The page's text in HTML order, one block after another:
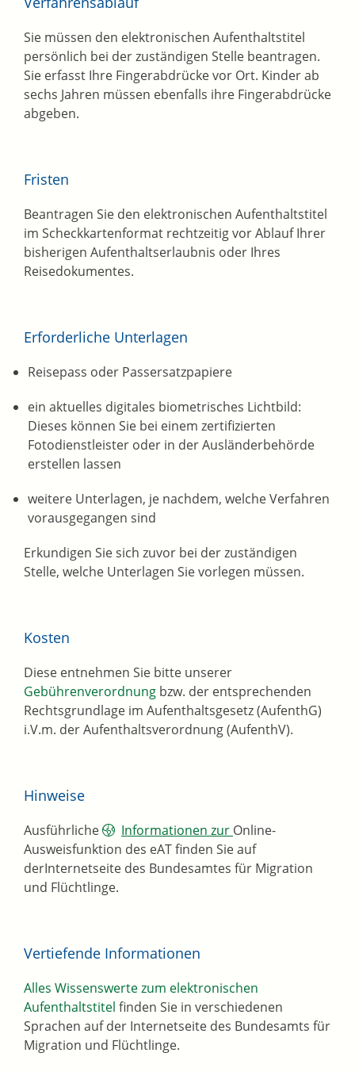
Sie müssen den elektronischen Aufenthaltstitel
persönlich bei der zuständigen Stelle beantragen.
Sie erfasst Ihre Fingerabdrücke vor Ort. Kinder ab
sechs Jahren müssen ebenfalls ihre Fingerabdrücke
abgeben.
Fristen
Beantragen Sie den elektronischen Aufenthaltstitel
im Scheckkartenformat rechtzeitig vor Ablauf Ihrer
bisherigen Aufenthaltserlaubnis oder Ihres
Reisedokumentes.
Erforderliche Unterlagen
Reisepass oder Passersatzpapiere
ein aktuelles digitales biometrisches Lichtbild:
Dieses können Sie bei einem zertifizierten
Fotodienstleister oder in der Ausländerbehörde
erstellen lassen
weitere Unterlagen, je nachdem, welche Verfahren
vorausgegangen sind
Erkundigen Sie sich zuvor bei der zuständigen
Stelle, welche Unterlagen Sie vorlegen müssen.
Kosten
Diese entnehmen Sie bitte unserer
Gebührenverordnung bzw. der entsprechenden
Rechtsgrundlage im Aufenthaltsgesetz (AufenthG)
i.V.m. der Aufenthaltsverordnung (AufenthV).
Hinweise
Ausführliche Informationen zur Online-
Ausweisfunktion des eAT finden Sie auf
derInternetseite des Bundesamtes für Migration
und Flüchtlinge.
Vertiefende Informationen
Alles Wissenswerte zum elektronischen
Aufenthaltstitel finden Sie in verschiedenen
Sprachen auf der Internetseite des Bundesamts für
Migration und Flüchtlinge.